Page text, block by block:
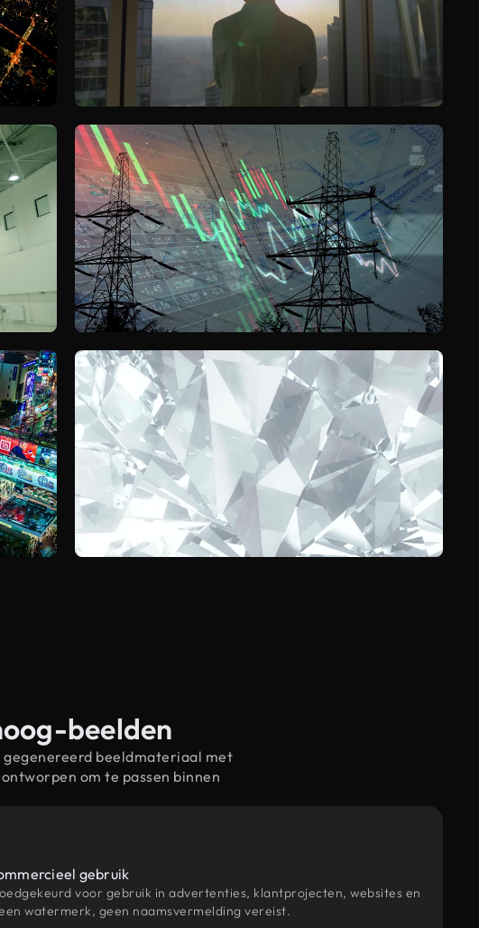
beelden
gegenereerd beeldmateriaal met
om te passen binnen
gebruik
voor gebruik in advertenties, klantprojecten, websites en
watermerk, geen naamsvermelding vereist.